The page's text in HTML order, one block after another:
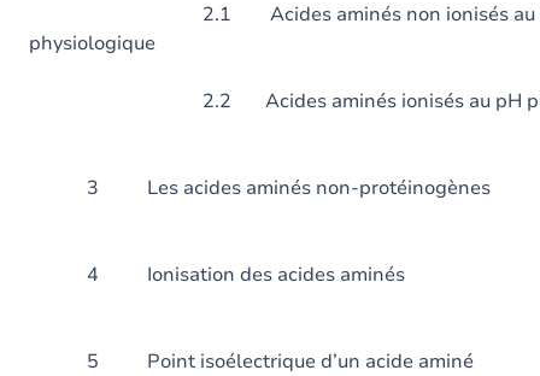
2.1 Acides aminés non ionisés au
physiologique
2.2 Acides aminés ionisés au pH
3 Les acides aminés non-
4 Ionisation des
5 Point isoélectrique d’un acide aminé